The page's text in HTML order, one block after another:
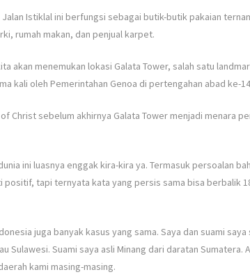
Istiklal ini berfungsi sebagai butik-butik pakaian
rumah makan, dan penjual karpet.
akan menemukan lokasi Galata Tower, salah satu
kali oleh Pemerintahan Genoa di pertengahan abad ke-
Christ sebelum akhirnya Galata Tower menjadi menara
ini luasnya enggak kira-kira ya. Termasuk persoalan
tapi ternyata kata yang persis sama bisa berbalik
juga banyak kasus yang sama. Saya dan suami
Sulawesi. Suami saya asli Minang dari daratan Sumatera.
kami masing-masing.